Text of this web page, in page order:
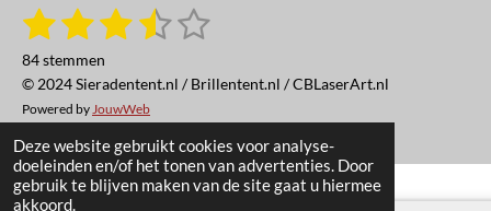
Deze website gebruikt cookies voor analyse-
doeleinden en/of het tonen van advertenties. Door
gebruik te blijven maken van de site gaat u hiermee
akkoord.
R
t
i
n
g
:
3
1
s
t
e
r
2
s
t
e
r
r
3
s
t
e
r
r
4
t
e
r
r
5
t
e
r
r
m
n
84 stemmen
© 2024 Sieradentent.nl / Brillentent.nl / CBLaserArt.nl
Powered by JouwWeb